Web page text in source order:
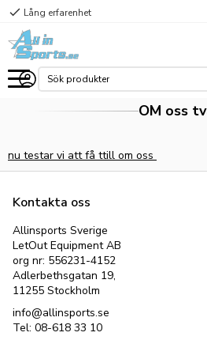
Meny
check Lång erfarenhet
OM oss
nu testar vi att få ttill om oss
Kontakta oss
Allinsports Sverige
LetOut Equipment AB
org nr: 556231-4152
Adlerbethsgatan 19,
11255 Stockholm
info@allinsports.se
Tel: 08-618 33 10